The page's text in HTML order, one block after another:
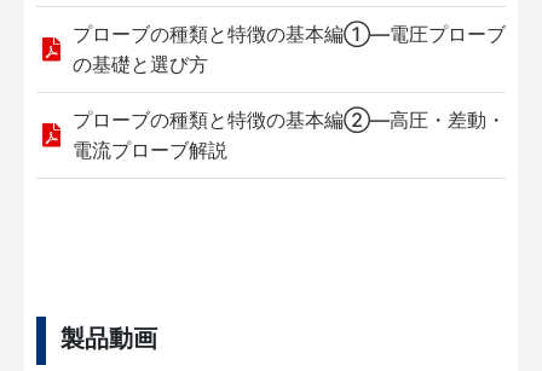
プローブの種類と特徴の基本編①—電圧プローブ
の基礎と選び方
プローブの種類と特徴の基本編②—高圧・差動・
電流プローブ解説
製品動画